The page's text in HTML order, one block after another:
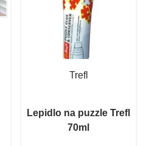
Trefl
Lepidlo na puzzle Trefl
70ml